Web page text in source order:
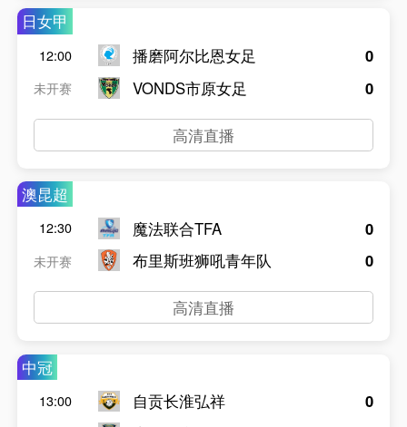
日女甲
12:00
未开赛
播磨阿尔比恩女足
VONDS市原女足
0
0
高清直播
澳昆超
12:30
未开赛
魔法联合TFA
布里斯班狮吼青年队
0
0
高清直播
中冠
13:00
自贡长淮弘祥
0